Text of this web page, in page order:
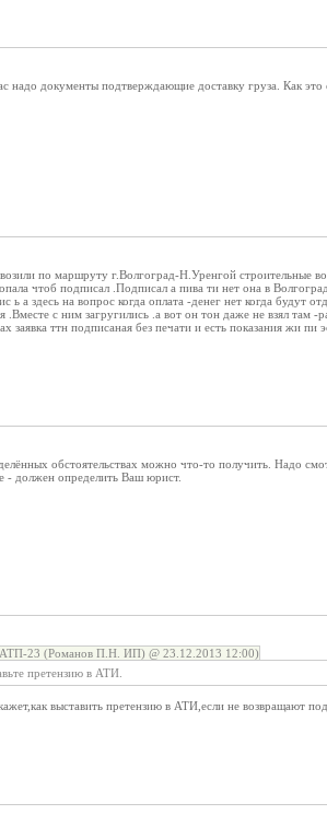
надо документы подтверждающие доставку груза. Как это
по маршруту г.Волгоград-Н.Уренгой строительные
чтоб подписал .Подписал а пива ти нет она в
ь а здесь на вопрос когда оплата -денег нет когда
.Вместе с ним загругились .а вот он тон даже не взял
заявка ттн подписаная без печати и есть показания жи пи
обстоятельствах можно что-то получить. Надо
- должен определить Ваш юрист.
23 (Романов П.Н. ИП) @ 23.12.2013 12:00)
претензию в АТИ.
выставить претензию в АТИ,если не возвращают